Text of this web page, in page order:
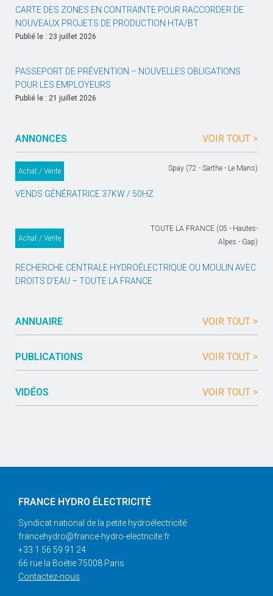
CARTE DES ZONES EN CONTRAINTE POUR RACCORDER DE
NOUVEAUX PROJETS DE PRODUCTION HTA/BT
Publié le : 23 juillet 2026
PASSEPORT DE PRÉVENTION – NOUVELLES OBLIGATIONS
POUR LES EMPLOYEURS
Publié le : 21 juillet 2026
ANNONCES VOIR TOUT >
Achat / Vente Spay (72 - Sarthe - Le Mans)
VENDS GÉNÉRATRICE 37KW / 50HZ
Achat / Vente
TOUTE LA FRANCE (05 - Hautes-
Alpes - Gap)
RECHERCHE CENTRALE HYDROÉLECTRIQUE OU MOULIN AVEC
DROITS D’EAU – TOUTE LA FRANCE
ANNUAIRE VOIR TOUT >
PUBLICATIONS VOIR TOUT >
VIDÉOS VOIR TOUT >
FRANCE HYDRO ÉLECTRICITÉ
Syndicat national de la petite hydroélectricité
francehydro@france-hydro-electricite.fr
+33 1 56 59 91 24
66 rue la Boétie 75008 Paris
Contactez-nous